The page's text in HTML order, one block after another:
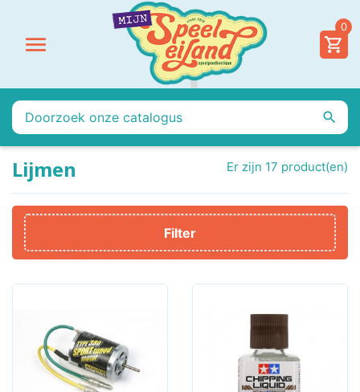

0

Lijmen Er zijn 17 product(en)
Filter